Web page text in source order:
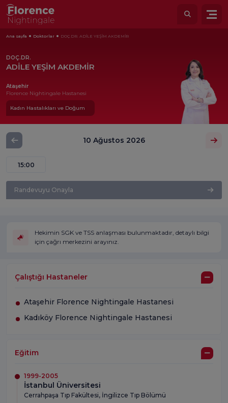
Ana sayfa Doktorlar DOÇ.DR. ADİLE YEŞİM AKDEMİR
DOÇ.DR.
ADİLE YEŞİM AKDEMİR
Ataşehir
Florence Nightingale Hastanesi
Kadın Hastalıkları ve Doğum
10 Ağustos 2026
15:00
Randevuyu Onayla
Hekimin SGK ve TSS anlaşması bulunmaktadır, detaylı bilgi
için çağrı merkezini arayınız.
Çalıştığı Hastaneler
Ataşehir Florence Nightingale Hastanesi
Kadıköy Florence Nightingale Hastanesi
Eğitim
1999-2005
İstanbul Üniversitesi
Cerrahpaşa Tıp Fakültesi, İngilizce Tıp Bölümü